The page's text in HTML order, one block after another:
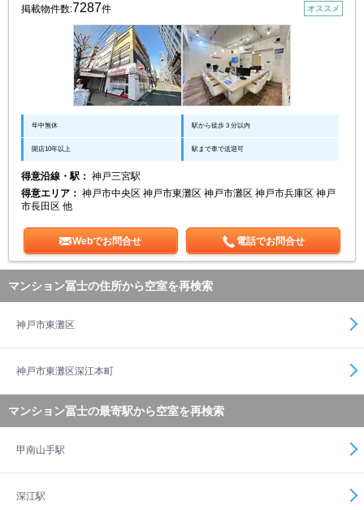
掲載物件数:7287件 オススメ
年中無休 駅から徒歩３分以内
開店10年以上 駅まで車で送迎可
得意沿線・駅： 神戸三宮駅
得意エリア： 神戸市中央区 神戸市東灘区 神戸市灘区 神戸市兵庫区 神戸
市長田区 他
Webでお問合せ 電話でお問合せ
マンション冨士の住所から空室を再検索
神戸市東灘区
神戸市東灘区深江本町
マンション冨士の最寄駅から空室を再検索
甲南山手駅
深江駅